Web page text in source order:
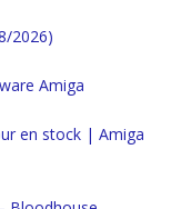
2026)
Amiga
en stock | Amiga